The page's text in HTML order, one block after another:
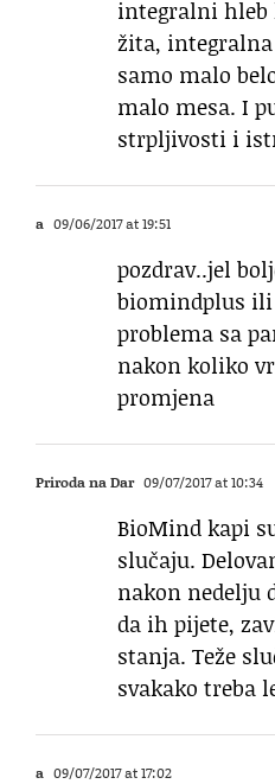
integralni hleb
žita,
samo malo
malo mesa. I
strpljivosti i
a 09/06/2017 at 19:51
pozdrav..jel
biomindplus
problema sa
nakon koliko
promjena
Priroda na Dar 09/07/2017 at 10:34
BioMind kapi
slučaju.
nakon nedelju
da ih pijete,
stanja. Teže
svakako treba
a 09/07/2017 at 17:02